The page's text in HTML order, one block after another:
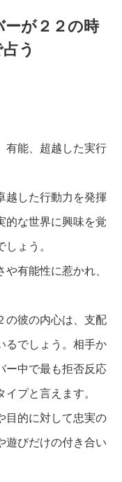
ーが２２の時
う
有能、超越した実行
越した行動力を発揮
的な世界に興味を覚
しょう。
有能性に惹かれ、
の彼の内心は、支配
るでしょう。相手か
ー中で最も拒否反応
イプと言えます。
目的に対して忠実の
遊びだけの付き合い